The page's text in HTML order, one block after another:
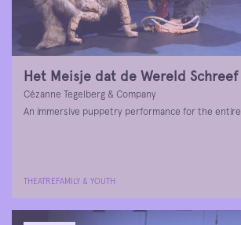
Het Meisje dat de Wereld Schreef
Cézanne Tegelberg & Company
An immersive puppetry performance for the entire
THEATRE FAMILY & YOUTH